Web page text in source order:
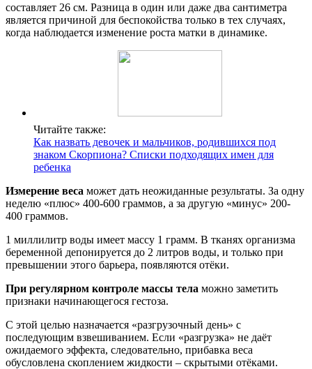
составляет 26 см. Разница в один или даже два сантиметра
является причиной для беспокойства только в тех случаях,
когда наблюдается изменение роста матки в динамике.
Читайте также:
Как назвать девочек и мальчиков, родившихся под
знаком Скорпиона? Списки подходящих имен для
ребенка
Измерение веса может дать неожиданные результаты. За одну
неделю «плюс» 400-600 граммов, а за другую «минус» 200-
400 граммов.
1 миллилитр воды имеет массу 1 грамм. В тканях организма
беременной депонируется до 2 литров воды, и только при
превышении этого барьера, появляются отёки.
При регулярном контроле массы тела можно заметить
признаки начинающегося гестоза.
С этой целью назначается «разгрузочный день» с
последующим взвешиванием. Если «разгрузка» не даёт
ожидаемого эффекта, следовательно, прибавка веса
обусловлена скоплением жидкости – скрытыми отёками.